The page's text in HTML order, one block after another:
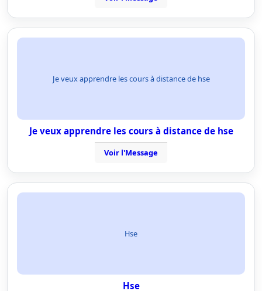
Je veux apprendre les cours à distance de hse
Je veux apprendre les cours à distance de hse
Voir l'Message
Hse
Hse